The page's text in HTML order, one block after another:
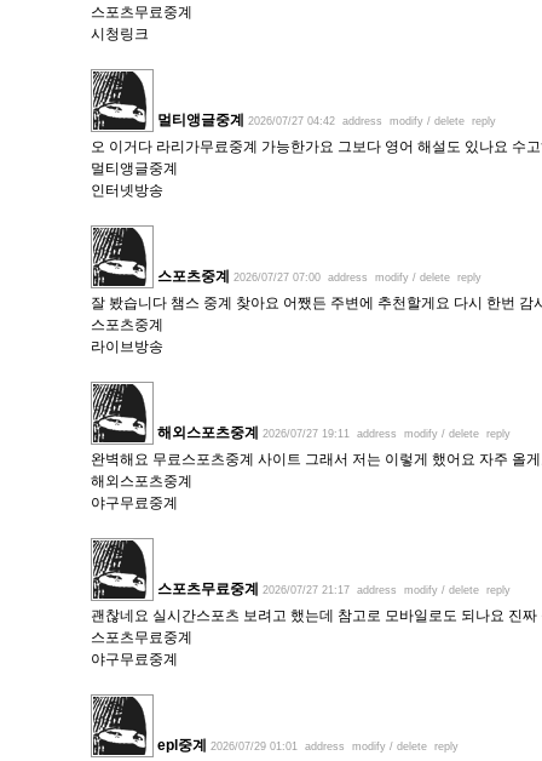
스포츠무료중계
시청링크
멀티앵글중계 2026/07/27 04:42 address modify / delete reply
오 이거다 라리가무료중계 가능한가요 그보다 영어 해설도 있나요 수
멀티앵글중계
인터넷방송
스포츠중계 2026/07/27 07:00 address modify / delete reply
잘 봤습니다 챔스 중계 찾아요 어쨌든 주변에 추천할게요 다시 한번 감
스포츠중계
라이브방송
해외스포츠중계 2026/07/27 19:11 address modify / delete reply
완벽해요 무료스포츠중계 사이트 그래서 저는 이렇게 했어요 자주 올
해외스포츠중계
야구무료중계
스포츠무료중계 2026/07/27 21:17 address modify / delete reply
괜찮네요 실시간스포츠 보려고 했는데 참고로 모바일로도 되나요 진짜
스포츠무료중계
야구무료중계
epl중계 2026/07/29 01:01 address modify / delete reply